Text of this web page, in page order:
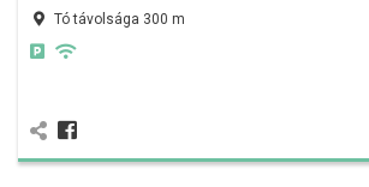
Tó távolsága 300 m